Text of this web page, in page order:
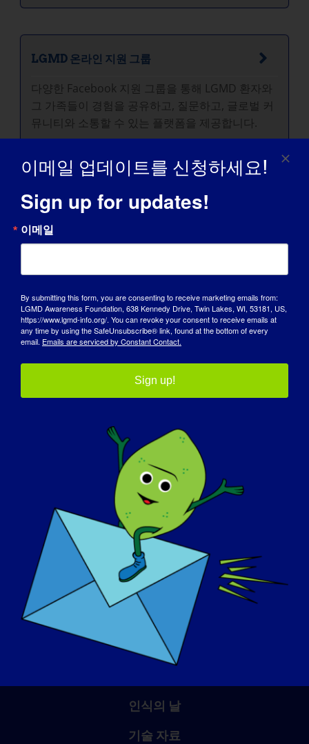
LGMD 온라인 지원 그룹
다양한 Facebook 지원 그룹을 통해 LGMD 환자와
그 가족들이 경험을 공유하고, 질문하고, 글로벌 커
뮤니티와 소통할 수 있는 플랫폼을 제공합니다.
옹호 파트너
인식의 날
기술 자료
이메일 업데이트를 신청하세요!
Sign up for updates!
이메일
By submitting this form, you are consenting to receive marketing emails from:
LGMD Awareness Foundation, 638 Kennedy Drive, Twin Lakes, WI, 53181, US,
https://www.lgmd-info.org/. You can revoke your consent to receive emails at
any time by using the SafeUnsubscribe® link, found at the bottom of every
email. Emails are serviced by Constant Contact.
Sign up!